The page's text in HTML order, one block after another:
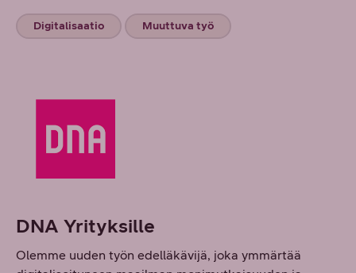
Digitalisaatio Muuttuva työ
DNA Yrityksille
Olemme uuden työn edelläkävijä, joka ymmärtää